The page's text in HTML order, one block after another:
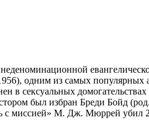
одним из самых популярных
в сексуальных
был избран Бреди Бойд
с миссией» М. Дж. Мюррей убил